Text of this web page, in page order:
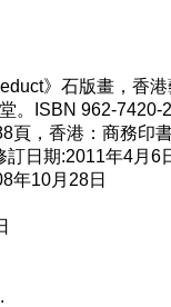
》石版畫，香港
。ISBN 962-7420-
頁，香港：商務印
日期:2011年4月6
年10月28日